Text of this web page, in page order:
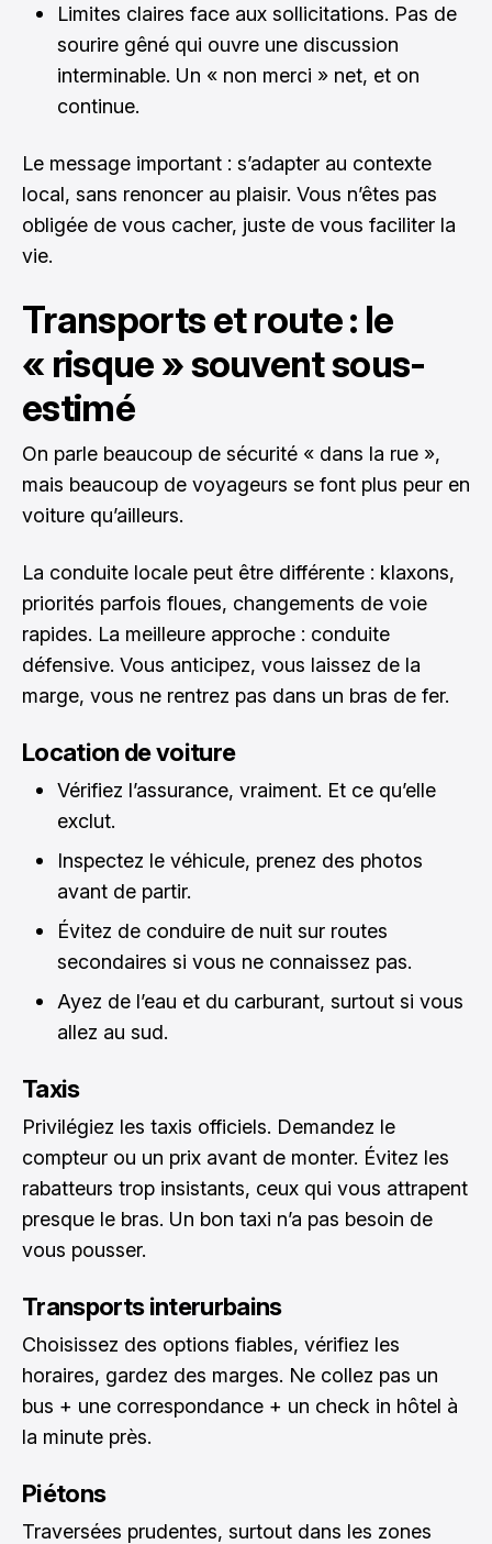
Limites claires face aux sollicitations. Pas de
sourire gêné qui ouvre une discussion
interminable. Un « non merci » net, et on
continue.
Le message important : s’adapter au contexte
local, sans renoncer au plaisir. Vous n’êtes pas
obligée de vous cacher, juste de vous faciliter la
vie.
Transports et route : le
« risque » souvent sous-
estimé
On parle beaucoup de sécurité « dans la rue »,
mais beaucoup de voyageurs se font plus peur en
voiture qu’ailleurs.
La conduite locale peut être différente : klaxons,
priorités parfois floues, changements de voie
rapides. La meilleure approche : conduite
défensive. Vous anticipez, vous laissez de la
marge, vous ne rentrez pas dans un bras de fer.
Location de voiture
Vérifiez l’assurance, vraiment. Et ce qu’elle
exclut.
Inspectez le véhicule, prenez des photos
avant de partir.
Évitez de conduire de nuit sur routes
secondaires si vous ne connaissez pas.
Ayez de l’eau et du carburant, surtout si vous
allez au sud.
Taxis
Privilégiez les taxis officiels. Demandez le
compteur ou un prix avant de monter. Évitez les
rabatteurs trop insistants, ceux qui vous attrapent
presque le bras. Un bon taxi n’a pas besoin de
vous pousser.
Transports interurbains
Choisissez des options fiables, vérifiez les
horaires, gardez des marges. Ne collez pas un
bus + une correspondance + un check in hôtel à
la minute près.
Piétons
Traversées prudentes, surtout dans les zones